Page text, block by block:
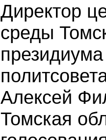
Директор
среды
Алексей
Томская